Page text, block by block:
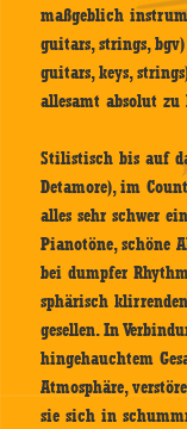
maßgeblich
guitars, strings,
guitars, keys,
allesamt absolut zu
Stilistisch bis auf
Detamore), im
alles sehr schwer
Pianotöne, schöne
bei dumpfer
sphärisch
gesellen. In
hingehauchtem
Atmosphäre,
sie sich in